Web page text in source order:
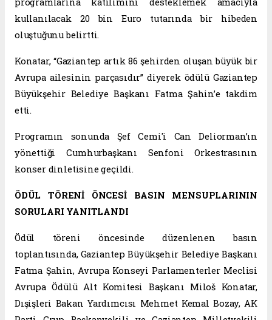
kullanılacak 20 bin Euro tutarında bir hibeden
oluştuğunu belirtti.
Konatar, “Gaziantep artık 86 şehirden oluşan büyük bir
Avrupa ailesinin parçasıdır” diyerek ödülü Gaziantep
Büyükşehir Belediye Başkanı Fatma Şahin’e takdim
etti.
Programın sonunda Şef Cemi'i Can Deliorman’ın
yönettiği Cumhurbaşkanı Senfoni Orkestrasının
konser dinletisine geçildi.
ÖDÜL TÖRENİ ÖNCESİ BASIN MENSUPLARININ
SORULARI YANITLANDI
Ödül töreni öncesinde düzenlenen basın
toplantısında, Gaziantep Büyükşehir Belediye Başkanı
Fatma Şahin, Avrupa Konseyi Parlamenterler Meclisi
Avrupa Ödülü Alt Komitesi Başkanı Miloš Konatar,
Dışişleri Bakan Yardımcısı Mehmet Kemal Bozay, AK